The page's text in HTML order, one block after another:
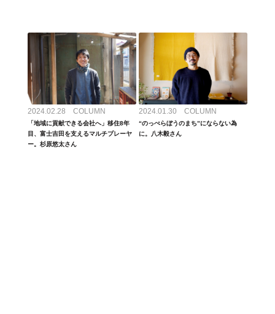
2024.02.28 COLUMN
「地域に貢献できる会社へ」移住8年
目、富士吉田を支えるマルチプレーヤ
ー。杉原悠太さん
2024.01.30 COLUMN
“のっぺらぼうのまち”にならない為
に。八木毅さん